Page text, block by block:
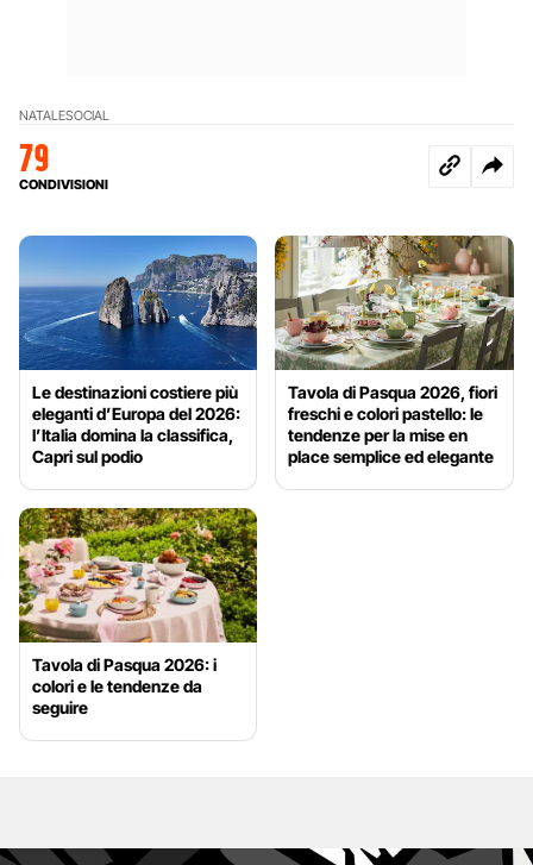
NATALESOCIAL
79
CONDIVISIONI
Le destinazioni costiere più
eleganti d’Europa del 2026:
l’Italia domina la classifica,
Capri sul podio
Tavola di Pasqua 2026, fiori
freschi e colori pastello: le
tendenze per la mise en
place semplice ed elegante
Tavola di Pasqua 2026: i
colori e le tendenze da
seguire